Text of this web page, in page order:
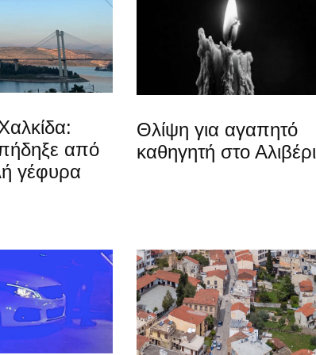
από
γέφυρα
Θλίψη για αγαπητό
καθηγητή στο Αλιβέρι